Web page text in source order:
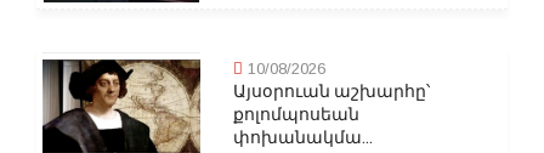
10/08/2026
Այսօրուան աշխարհը՝
քոլոմպոսեան
փոխանակմա...